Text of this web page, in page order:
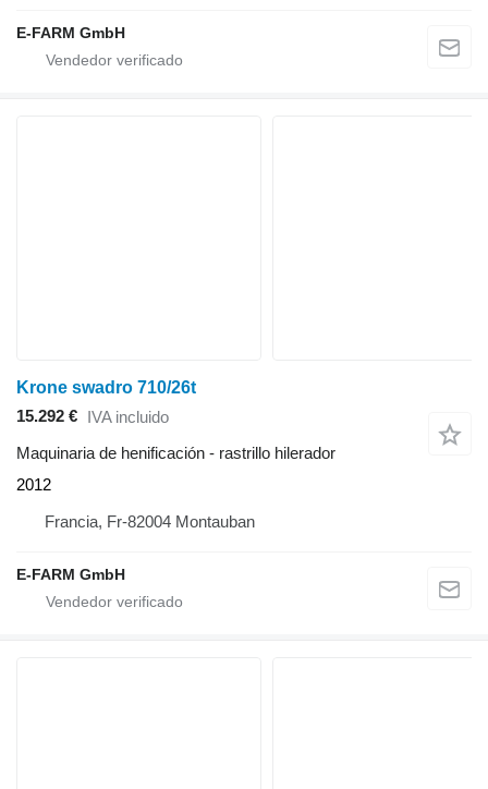
E-FARM GmbH
Krone swadro 710/26t
15.292 € IVA incluido
Maquinaria de henificación - rastrillo hilerador
2012
Francia, Fr-82004 Montauban
E-FARM GmbH